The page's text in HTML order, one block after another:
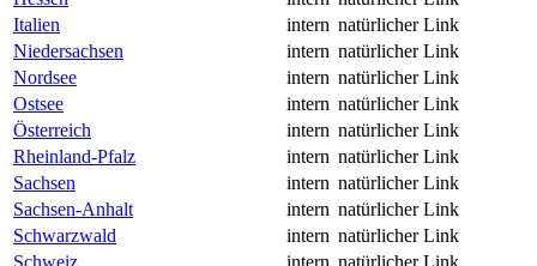
Italien
intern natürlicher Link
Niedersachsen
intern natürlicher Link
Nordsee
intern natürlicher Link
Ostsee
intern natürlicher Link
Österreich
intern natürlicher Link
Rheinland-Pfalz
intern natürlicher Link
Sachsen
intern natürlicher Link
Sachsen-Anhalt
intern natürlicher Link
Schwarzwald
intern natürlicher Link